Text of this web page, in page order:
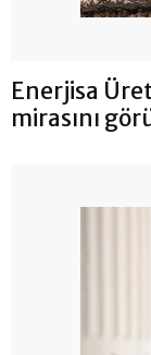
Enerjisa
mirasını